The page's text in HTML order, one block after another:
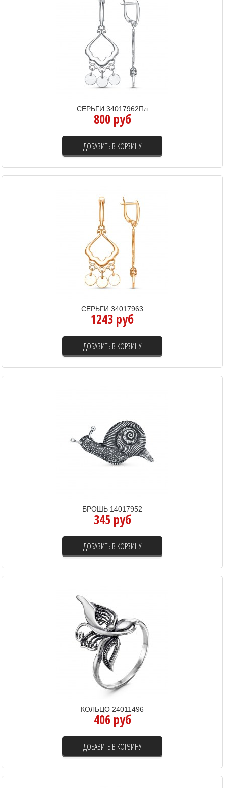
СЕРЬГИ 34017962Пл
800 руб
ДОБАВИТЬ В КОРЗИНУ
СЕРЬГИ 34017963
1243 руб
ДОБАВИТЬ В КОРЗИНУ
БРОШЬ 14017952
345 руб
ДОБАВИТЬ В КОРЗИНУ
КОЛЬЦО 24011496
406 руб
ДОБАВИТЬ В КОРЗИНУ